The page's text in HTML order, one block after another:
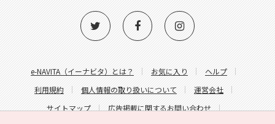
e-NAVITA（イーナビタ）とは？ お気に入り
ヘルプ
利用規約
個人情報の取り扱いについて
運営会社
サイトマップ
広告掲載に関するお問い合わせ